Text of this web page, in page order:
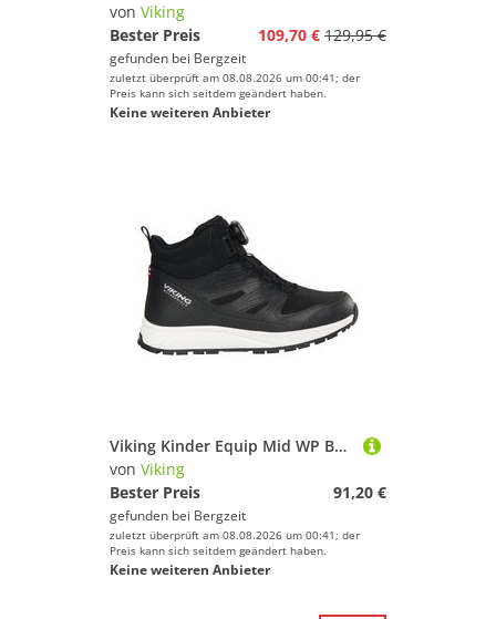
von Viking
Bester Preis
109,70 € 129,95 €
gefunden bei Bergzeit
zuletzt überprüft am 08.08.2026 um 00:41; der
Preis kann sich seitdem geändert haben.
Keine weiteren Anbieter
Viking Kinder Equip Mid WP Boa Schuhe
von Viking
Bester Preis
91,20 €
gefunden bei Bergzeit
zuletzt überprüft am 08.08.2026 um 00:41; der
Preis kann sich seitdem geändert haben.
Keine weiteren Anbieter